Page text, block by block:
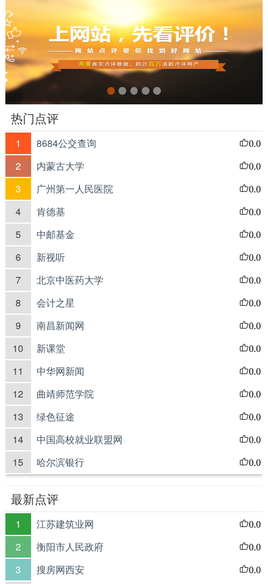
热门点评
1 8684公交查询 0.0
2 内蒙古大学 0.0
3 广州第一人民医院 0.0
4 肯德基 0.0
5 中邮基金 0.0
6 新视听 0.0
7 北京中医药大学 0.0
8 会计之星 0.0
9 南昌新闻网 0.0
10 新课堂 0.0
11 中华网新闻 0.0
12 曲靖师范学院 0.0
13 绿色征途 0.0
14 中国高校就业联盟网 0.0
15 哈尔滨银行 0.0
最新点评
1 江苏建筑业网 0.0
2 衡阳市人民政府 0.0
3 搜房网西安 0.0